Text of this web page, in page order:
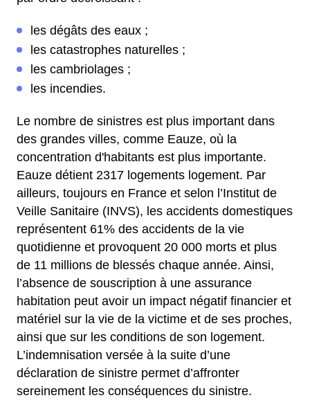
les dégâts des eaux ;
les catastrophes naturelles ;
les cambriolages ;
les incendies.
Le nombre de sinistres est plus important dans
des grandes villes, comme Eauze, où la
concentration d'habitants est plus importante.
Eauze détient 2317 logements logement. Par
ailleurs, toujours en France et selon l’Institut de
Veille Sanitaire (INVS), les accidents domestiques
représentent 61% des accidents de la vie
quotidienne et provoquent 20 000 morts et plus
de 11 millions de blessés chaque année. Ainsi,
l’absence de souscription à une assurance
habitation peut avoir un impact négatif financier et
matériel sur la vie de la victime et de ses proches,
ainsi que sur les conditions de son logement.
L’indemnisation versée à la suite d’une
déclaration de sinistre permet d’affronter
sereinement les conséquences du sinistre.